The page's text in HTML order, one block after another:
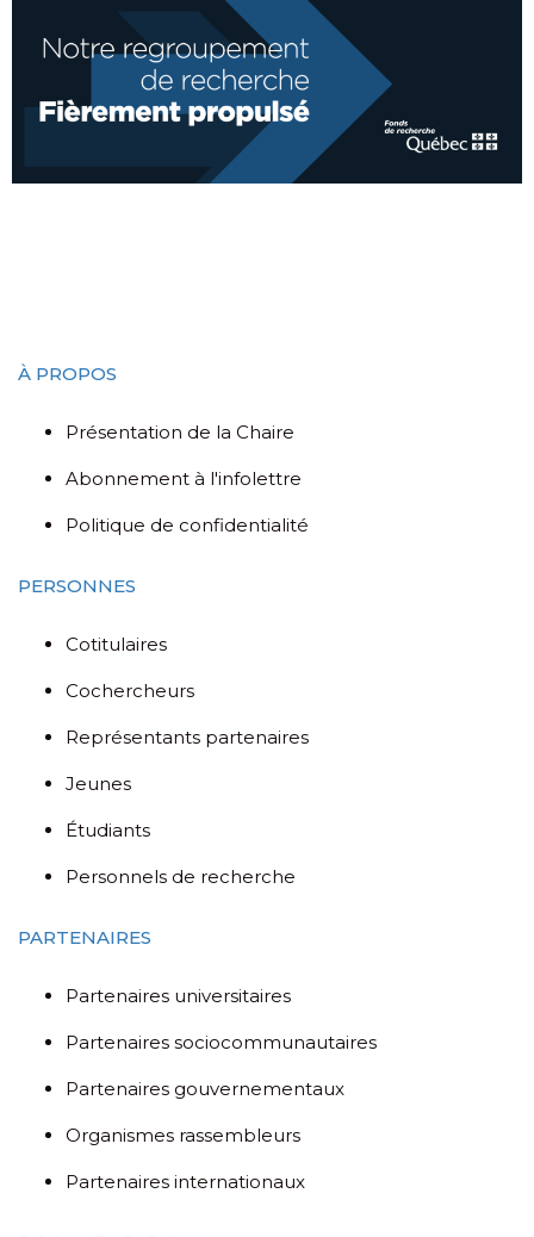
À PROPOS
Présentation de la Chaire
Abonnement à l'infolettre
Politique de confidentialité
PERSONNES
Cotitulaires
Cochercheurs
Représentants partenaires
Jeunes
Étudiants
Personnels de recherche
PARTENAIRES
Partenaires universitaires
Partenaires sociocommunautaires
Partenaires gouvernementaux
Organismes rassembleurs
Partenaires internationaux